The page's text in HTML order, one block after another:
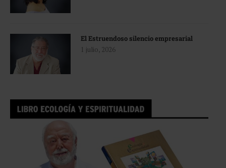
El Estruendoso silencio empresarial
1 julio, 2026